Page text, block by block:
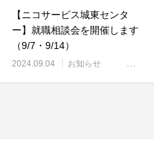
【ニコサービス城東センタ
ー】就職相談会を開催します
（9/7・9/14）
2024.09.04 お知らせ